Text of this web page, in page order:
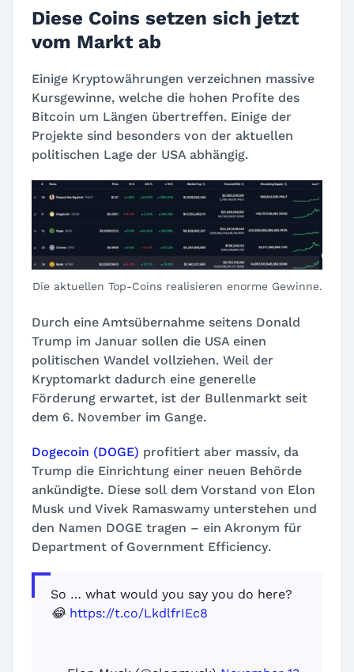
Diese Coins setzen sich jetzt
vom Markt ab
Einige Kryptowährungen verzeichnen massive
Kursgewinne, welche die hohen Profite des
Bitcoin um Längen übertreffen. Einige der
Projekte sind besonders von der aktuellen
politischen Lage der USA abhängig.
Die aktuellen Top-Coins realisieren enorme Gewinne.
Durch eine Amtsübernahme seitens Donald
Trump im Januar sollen die USA einen
politischen Wandel vollziehen. Weil der
Kryptomarkt dadurch eine generelle
Förderung erwartet, ist der Bullenmarkt seit
dem 6. November im Gange.
Dogecoin (DOGE) profitiert aber massiv, da
Trump die Einrichtung einer neuen Behörde
ankündigte. Diese soll dem Vorstand von Elon
Musk und Vivek Ramaswamy unterstehen und
den Namen DOGE tragen – ein Akronym für
Department of Government Efficiency.
So … what would you say you do here?
😂 https://t.co/LkdlfrIEc8